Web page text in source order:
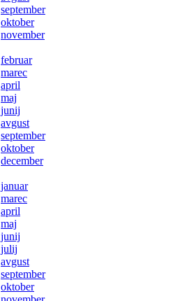
september
oktober
november
februar
marec
april
maj
junij
avgust
september
oktober
december
januar
marec
april
maj
junij
julij
avgust
september
oktober